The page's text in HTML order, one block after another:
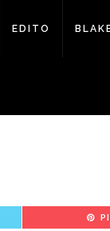
EDITO